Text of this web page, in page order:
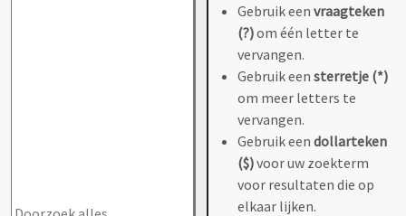
Gebruik een vraagteken
(?)om één letter te
vervangen.
Gebruik een sterretje (*)
om meer letters te
vervangen.
Gebruik een dollarteken
($)voor uw zoekterm
voor resultaten die op
elkaar lijken.